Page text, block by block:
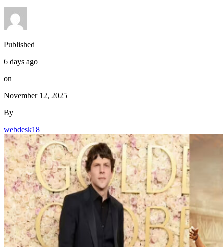
Published
6 days ago
on
November 12, 2025
By
webdesk18